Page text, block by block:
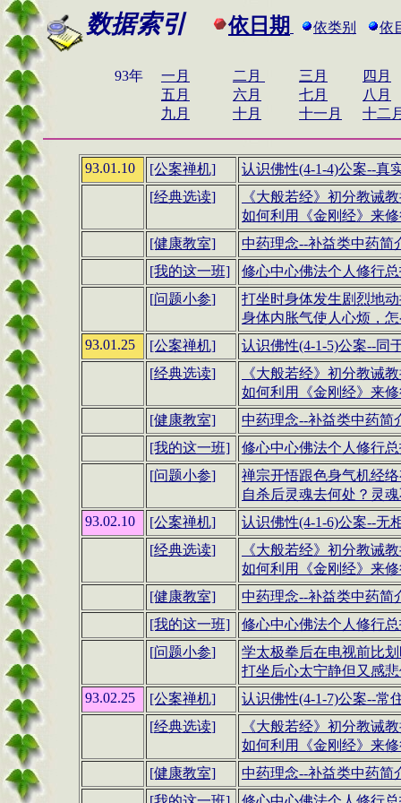
数据索引 依日期 依类别 依
93年 一月 二月 三月
四月
五月
六月 七月
八月
九月
十月 十一月 十二
93.01.10 [公案禅机]
认识佛性(4-1-4)公案--真
[经典选读]
《大般若经》初分教诫
如何利用
《金刚经》 来修
[健康教室]
中药理念--补益类中药简
[我的这一班]
修心中心佛法个人修行总
[问题小参]
打坐时身体发生剧烈地
身体内胀气使人心烦，
93.01.25
[公案禅机]
认识佛性(4-1-5)公案--同
[经典选读]
《大般若经》初分教诫
如何利用
《金刚经》 来修
[健康教室]
中药理念--补益类中药简
[我的这一班]
修心中心佛法个人修行
[问题小参]
禅宗开悟跟色身气机经
自杀后灵魂去何处？灵
93.02.10
[公案禅机]
认识佛性(4-1-6)公案--无
[经典选读]
《大般若经》初分教诫
如何利用
《金刚经》 来
[健康教室]
中药理念--补益类中药简
[我的这一班]
修心中心佛法个人修行
[问题小参]
学太极拳后在电视前比
打坐后心太宁静但又感
93.02.25
[公案禅机]
认识佛性(4-1-7)公案--常
[经典选读]
《大般若经》初分教诫
如何利用
《金刚经》 来
[健康教室]
中药理念--补益类中药简